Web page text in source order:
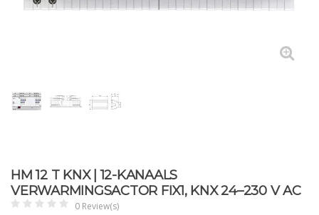
HM 12 T KNX | 12-KANAALS
VERWARMINGSACTOR FIX1, KNX 24–230 V AC
0 Review(s)